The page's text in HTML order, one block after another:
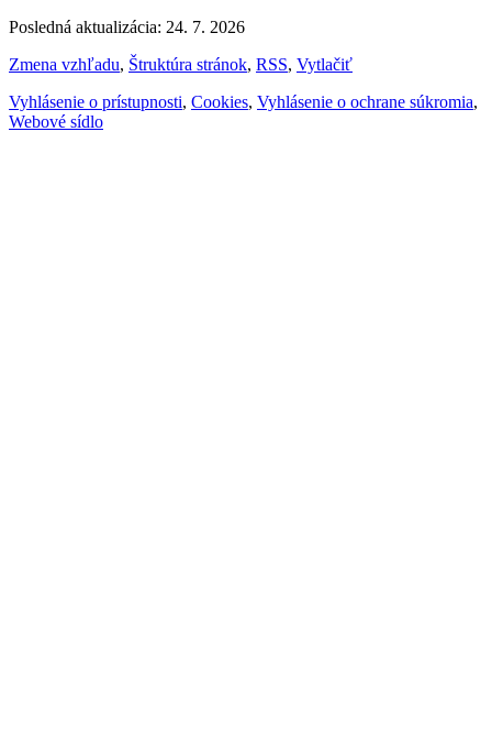
Posledná aktualizácia: 24. 7. 2026
Zmena vzhľadu, Štruktúra stránok, RSS, Vytlačiť
Vyhlásenie o prístupnosti, Cookies, Vyhlásenie o ochrane súkromia,
Webové sídlo